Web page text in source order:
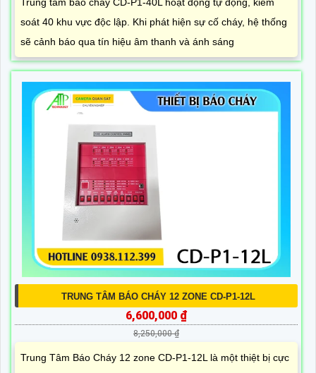
soát 40 khu vực độc lập. Khi phát hiện sự cố cháy, hệ thống
sẽ cảnh báo qua tín hiệu âm thanh và ánh sáng
TRUNG TÂM BÁO CHÁY 12 ZONE CD-P1-12L
6,600,000 ₫
8,250,000 ₫
Trung Tâm Báo Cháy 12 zone CD-P1-12L là một thiệt bị cực